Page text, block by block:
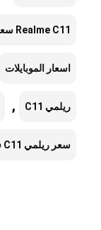
Realme C11 سعر
اسعار الموبايلات
ريلمي C11 ,
سعر ريلمي C11 في مصر